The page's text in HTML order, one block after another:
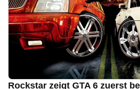
Rockstar zeigt GTA 6 zuerst